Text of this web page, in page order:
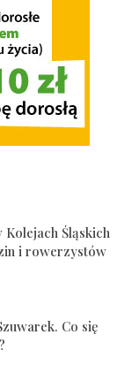
Śląskich
i rowerzystów
Co się